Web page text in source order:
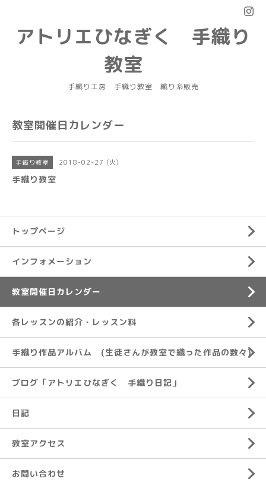
アトリエひなぎく 手織り
教室
手織り工房 手織り教室 織り糸販売
教室開催日カレンダー
手織り教室 2018-02-27 (火)
手織り教室
トップページ
インフォメーション
教室開催日カレンダー
各レッスンの紹介・レッスン料
手織り作品アルバム (生徒さんが教室で織った作品の数々)
ブログ「アトリエひなぎく 手織り日記」
日記
教室アクセス
お問い合わせ